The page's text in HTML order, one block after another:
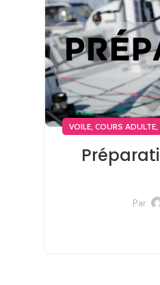
VOILE, COURS ADULTE,
Par